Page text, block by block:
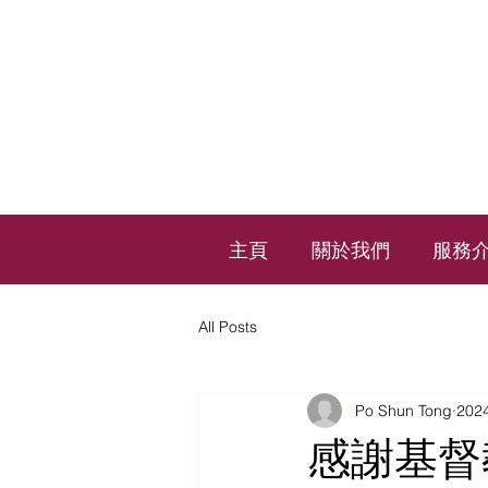
主頁 關於我們 服務
All Posts
感謝基
Po Shun Tong